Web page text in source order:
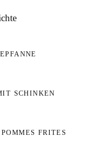
SCHINKEN
FRITES